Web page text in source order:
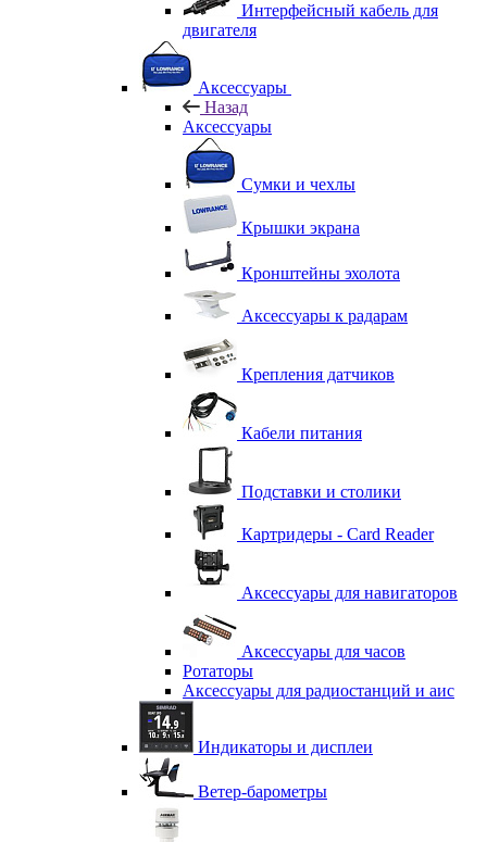
Интерфейсный кабель для
двигателя
Аксессуары
Назад
Аксессуары
Сумки и чехлы
Крышки экрана
Кронштейны эхолота
Аксессуары к радарам
Крепления датчиков
Кабели питания
Подставки и столики
Картридеры - Card Reader
Аксессуары для навигаторов
Аксессуары для часов
Ротаторы
Аксессуары для радиостанций и аис
Индикаторы и дисплеи
Ветер-барометры